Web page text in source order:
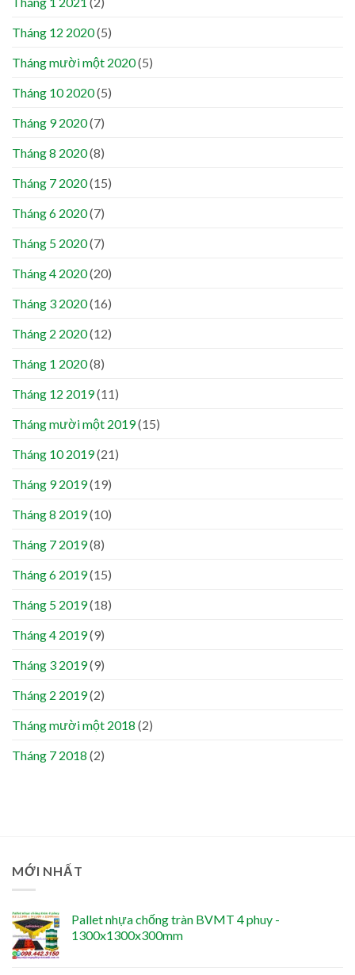
Tháng 12 2020(5)
Tháng mười một 2020(5)
Tháng 10 2020(5)
Tháng 9 2020(7)
Tháng 8 2020(8)
Tháng 7 2020(15)
Tháng 6 2020(7)
Tháng 5 2020(7)
Tháng 4 2020(20)
Tháng 3 2020(16)
Tháng 2 2020(12)
Tháng 1 2020(8)
Tháng 12 2019(11)
Tháng mười một 2019(15)
Tháng 10 2019(21)
Tháng 9 2019(19)
Tháng 8 2019(10)
Tháng 7 2019(8)
Tháng 6 2019(15)
Tháng 5 2019(18)
Tháng 4 2019(9)
Tháng 3 2019(9)
Tháng 2 2019(2)
Tháng mười một 2018 (2)
Tháng 7 2018 (2)
MỚI NHẤT
Pallet nhựa chống tràn BVMT 4 phuy -
1300x1300x300mm